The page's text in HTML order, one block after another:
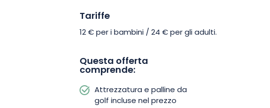
Tariffe
12 € per i bambini / 24 € per gli adulti.
Questa offerta
comprende:
Attrezzatura e palline da
golf incluse nel prezzo